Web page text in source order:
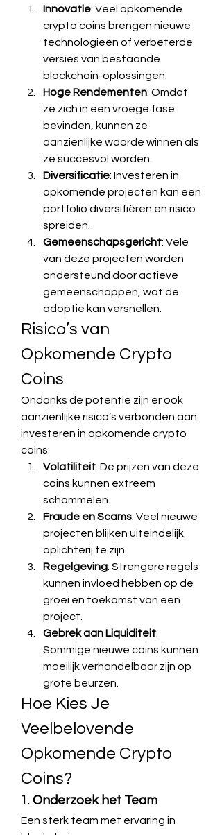
Innovatie: Veel opkomende
crypto coins brengen nieuwe
technologieën of verbeterde
versies van bestaande
blockchain-oplossingen.
Hoge Rendementen: Omdat
ze zich in een vroege fase
bevinden, kunnen ze
aanzienlijke waarde winnen als
ze succesvol worden.
Diversificatie: Investeren in
opkomende projecten kan een
portfolio diversifiëren en risico
spreiden.
Gemeenschapsgericht: Vele
van deze projecten worden
ondersteund door actieve
gemeenschappen, wat de
adoptie kan versnellen.
Risico’s van
Opkomende Crypto
Coins
Ondanks de potentie zijn er ook
aanzienlijke risico’s verbonden aan
investeren in opkomende crypto
coins:
Volatiliteit: De prijzen van deze
coins kunnen extreem
schommelen.
Fraude en Scams: Veel nieuwe
projecten blijken uiteindelijk
oplichterij te zijn.
Regelgeving: Strengere regels
kunnen invloed hebben op de
groei en toekomst van een
project.
Gebrek aan Liquiditeit:
Sommige nieuwe coins kunnen
moeilijk verhandelbaar zijn op
grote beurzen.
Hoe Kies Je
Veelbelovende
Opkomende Crypto
Coins?
1. Onderzoek het Team
Een sterk team met ervaring in